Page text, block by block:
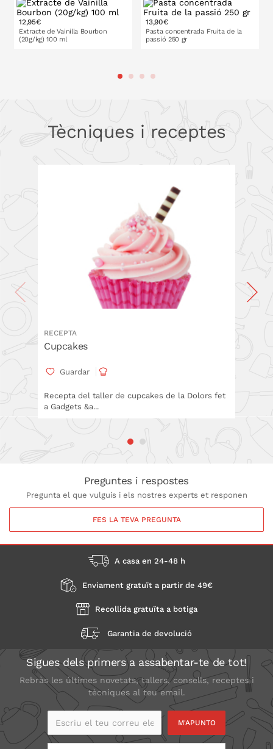
12,95€
Extracte de Vainilla Bourbon
(20g/kg) 100 ml
13,90€
Pasta concentrada Fruita de la
passió 250 gr
Tècniques i receptes
RECEPTA
Cupcakes
Guardar
Recepta del taller de cupcakes de la Dolors fet
a Gadgets &a...
Preguntes i respostes
Pregunta el que vulguis i els nostres experts et responen
FES LA TEVA PREGUNTA
A casa en 24-48 h
Enviament gratuït a partir de 49€
Recollida gratuïta a botiga
Garantia de devolució
Sigues dels primers a assabentar-te de tot!
Rebràs les últimes novetats, tallers, consells, receptes i
tècniques al teu email.
Escriu el teu correu